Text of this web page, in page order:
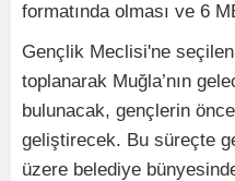
formatında olması ve 6
Gençlik Meclisi'ne
toplanarak Muğla’nın
bulunacak, gençlerin
geliştirecek. Bu süreçte
üzere belediye